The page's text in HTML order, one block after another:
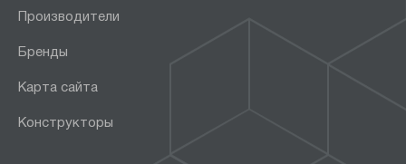
Производители
Бренды
Карта сайта
Конструкторы